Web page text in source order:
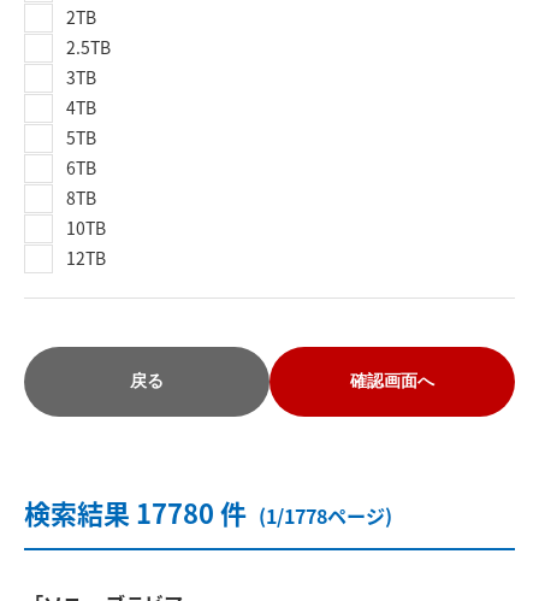
2TB
2.5TB
3TB
4TB
5TB
6TB
8TB
10TB
12TB
戻る 確認画面へ
検索結果 17780 件 (1/1778ページ)